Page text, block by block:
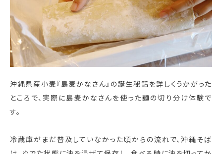
沖縄県産小麦『島麦かなさん』の誕生秘話を詳しくうかがった
ところで、実際に島麦かなさんを使った麺の切り分け体験で
す。
冷蔵庫がまだ普及していなかった頃からの流れで、沖縄そば